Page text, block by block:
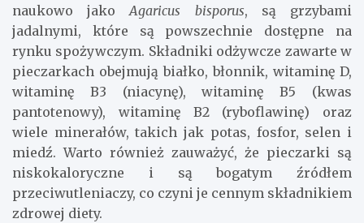
naukowo jakoAgaricus bisporus, są grzybami
jadalnymi, które są powszechnie dostępne na
rynku spożywczym. Składniki odżywcze zawarte w
pieczarkach obejmują białko, błonnik, witaminę D,
witaminę B3 (niacynę), witaminę B5 (kwas
pantotenowy), witaminę B2 (ryboflawinę) oraz
wiele minerałów, takich jak potas, fosfor, selen i
miedź. Warto również zauważyć, że pieczarki są
niskokaloryczne i są bogatym źródłem
przeciwutleniaczy, co czyni je cennym składnikiem
zdrowej diety.